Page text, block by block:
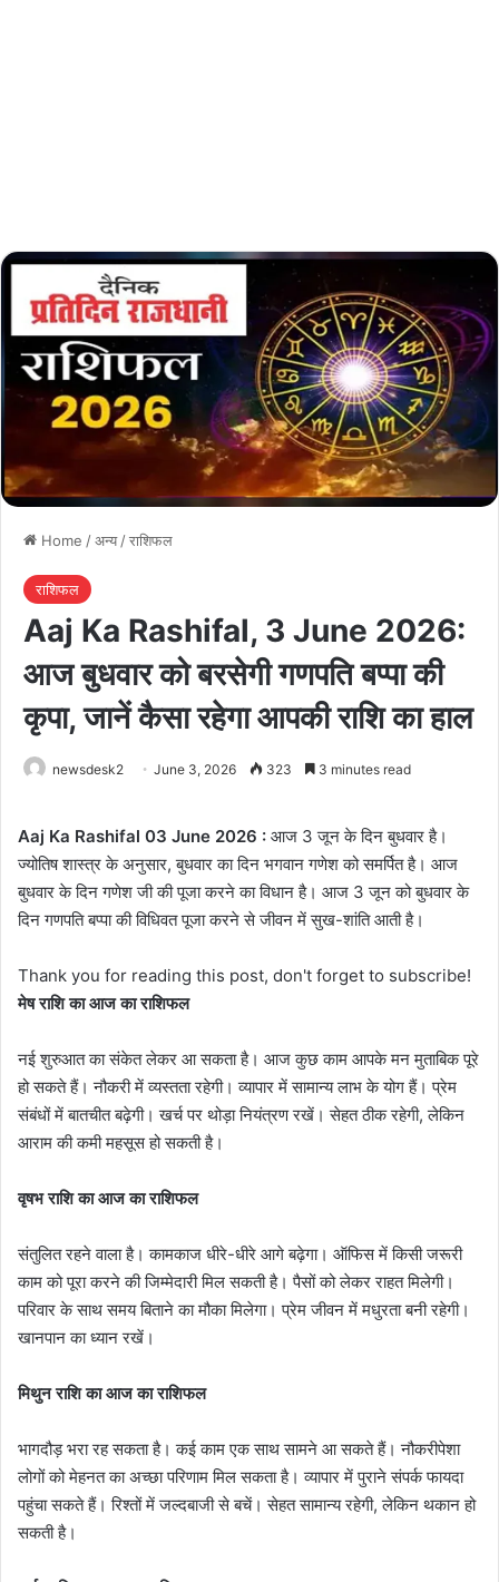
Home /अन्य /राशिफल
राशिफल
Aaj Ka Rashifal, 3 June 2026:
आज बुधवार को बरसेगी गणपति बप्पा की
कृपा, जानें कैसा रहेगा आपकी राशि का हाल
newsdesk2 June 3, 2026 323 3 minutes read
Aaj Ka Rashifal 03 June 2026 : आज 3 जून के दिन बुधवार है।
ज्योतिष शास्त्र के अनुसार, बुधवार का दिन भगवान गणेश को समर्पित है। आज
बुधवार के दिन गणेश जी की पूजा करने का विधान है। आज 3 जून को बुधवार के
दिन गणपति बप्पा की विधिवत पूजा करने से जीवन में सुख-शांति आती है।
Thank you for reading this post, don't forget to subscribe!
मेष राशि का आज का राशिफल
नई शुरुआत का संकेत लेकर आ सकता है। आज कुछ काम आपके मन मुताबिक पूरे
हो सकते हैं। नौकरी में व्यस्तता रहेगी। व्यापार में सामान्य लाभ के योग हैं। प्रेम
संबंधों में बातचीत बढ़ेगी। खर्च पर थोड़ा नियंत्रण रखें। सेहत ठीक रहेगी, लेकिन
आराम की कमी महसूस हो सकती है।
वृषभ राशि का आज का राशिफल
संतुलित रहने वाला है। कामकाज धीरे-धीरे आगे बढ़ेगा। ऑफिस में किसी जरूरी
काम को पूरा करने की जिम्मेदारी मिल सकती है। पैसों को लेकर राहत मिलेगी।
परिवार के साथ समय बिताने का मौका मिलेगा। प्रेम जीवन में मधुरता बनी रहेगी।
खानपान का ध्यान रखें।
मिथुन राशि का आज का राशिफल
भागदौड़ भरा रह सकता है। कई काम एक साथ सामने आ सकते हैं। नौकरीपेशा
लोगों को मेहनत का अच्छा परिणाम मिल सकता है। व्यापार में पुराने संपर्क फायदा
पहुंचा सकते हैं। रिश्तों में जल्दबाजी से बचें। सेहत सामान्य रहेगी, लेकिन थकान हो
सकती है।